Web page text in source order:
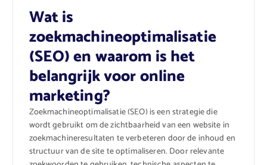
Wat is
zoekmachineoptimalisatie
(SEO) en waarom is het
belangrijk voor online
marketing?
Zoekmachineoptimalisatie (SEO) is een strategie die
wordt gebruikt om de zichtbaarheid van een website in
zoekmachineresultaten te verbeteren door de inhoud en
structuur van de site te optimaliseren. Door relevante